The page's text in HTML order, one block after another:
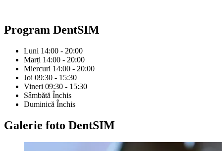
Program DentSIM
Luni 14:00 - 20:00
Marți 14:00 - 20:00
Miercuri 14:00 - 20:00
Joi 09:30 - 15:30
Vineri 09:30 - 15:30
Sâmbătă Închis
Duminică Închis
Galerie foto DentSIM